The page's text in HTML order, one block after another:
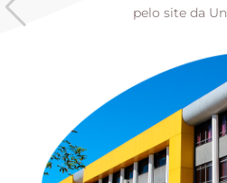
pelo site da